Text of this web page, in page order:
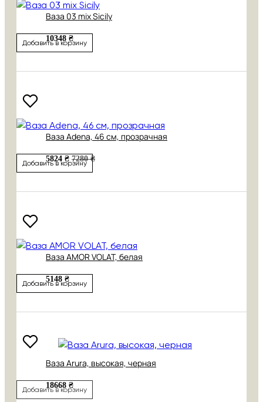
Ваза 03 mix Sicily
10348 ₴
Добавить в корзину
Ваза Adena, 46 см, прозрачная
5824 ₴ 7280 ₴
Добавить в корзину
Ваза AMOR VOLAT, белая
5148 ₴
Добавить в корзину
Ваза Arura, высокая, черная
18668 ₴
Добавить в корзину